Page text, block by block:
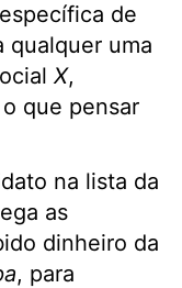
de
qualquer uma
X,
que pensar
na lista da
as
dinheiro da
, para